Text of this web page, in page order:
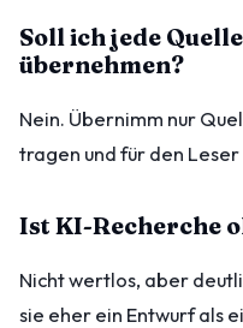
Soll ich jede
übernehmen?
Nein. Übernimm nur
tragen und für den Leser
Ist KI-Recherche
Nicht wertlos, aber
sie eher ein Entwurf als